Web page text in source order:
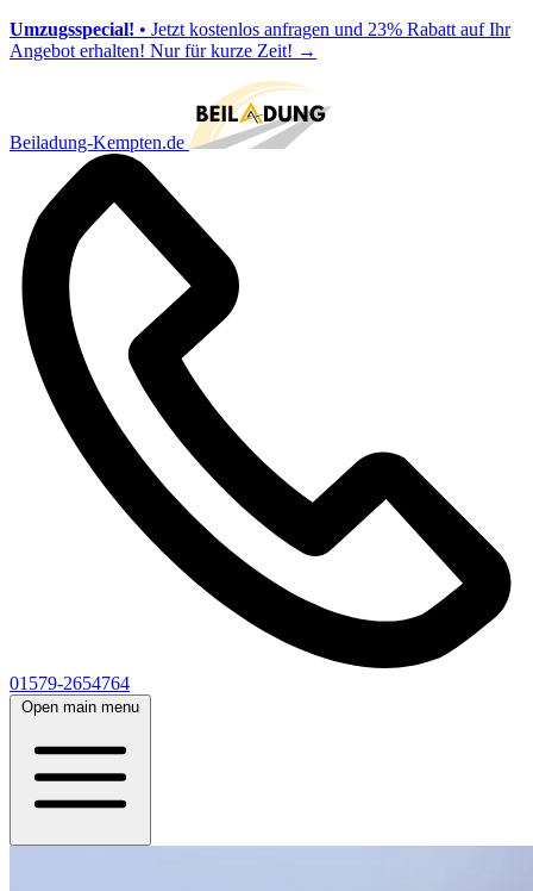
Umzugsspecial! • Jetzt kostenlos anfragen und 23% Rabatt auf Ihr
Angebot erhalten! Nur für kurze Zeit! →
Beiladung-Kempten.de
01579-2654764
Open main menu